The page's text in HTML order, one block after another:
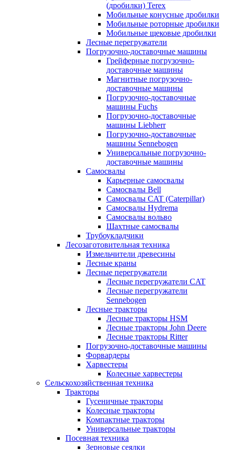
(дробилки) Terex
Мобильные конусные дробилки
Мобильные роторные дробилки
Мобильные щековые дробилки
Лесные перегружатели
Погрузочно-доставочные машины
Грейферные погрузочно-
доставочные машины
Магнитные погрузочно-
доставочные машины
Погрузочно-доставочные
машины Fuchs
Погрузочно-доставочные
машины Liebherr
Погрузочно-доставочные
машины Sennebogen
Универсальные погрузочно-
доставочные машины
Самосвалы
Карьерные самосвалы
Самосвалы Bell
Самосвалы CAT (Caterpillar)
Самосвалы Hydrema
Самосвалы вольво
Шахтные самосвалы
Трубоукладчики
Лесозаготовительная техника
Измельчители древесины
Лесные краны
Лесные перегружатели
Лесные перегружатели CAT
Лесные перегружатели
Sennebogen
Лесные тракторы
Лесные тракторы HSM
Лесные тракторы John Deere
Лесные тракторы Ritter
Погрузочно-доставочные машины
Форвардеры
Харвестеры
Колесные харвестеры
Сельскохозяйственная техника
Тракторы
Гусеничные тракторы
Колесные тракторы
Компактные тракторы
Универсальные тракторы
Посевная техника
Зерновые сеялки